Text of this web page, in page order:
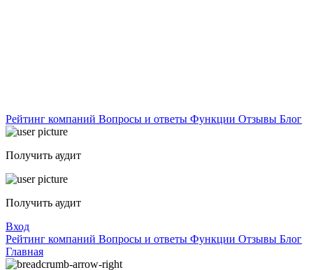
Рейтинг компаний Вопросы и ответы Функции Отзывы Блог
Получить аудит
Получить аудит
Вход
Рейтинг компаний Вопросы и ответы Функции Отзывы Блог
Главная